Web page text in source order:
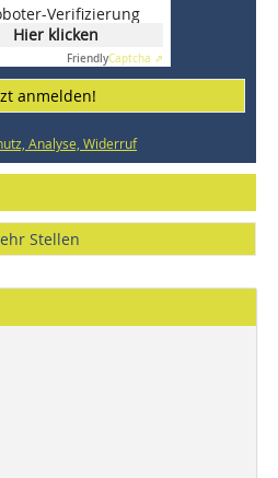
Verifizierung
Hier klicken
FriendlyCaptcha ⇗
anmelden!
Analyse, Widerruf
Stellen